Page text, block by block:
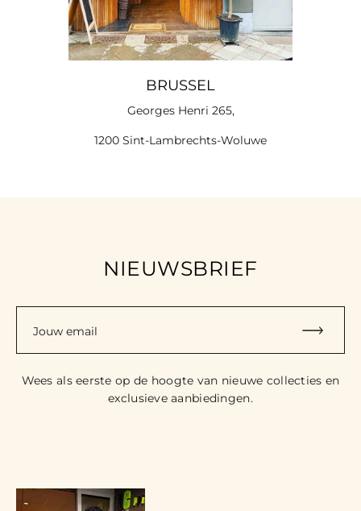
BRUSSEL
Georges Henri 265,
1200 Sint-Lambrechts-Woluwe
NIEUWSBRIEF
Jouw email
Wees als eerste op de hoogte van nieuwe collecties en
exclusieve aanbiedingen.